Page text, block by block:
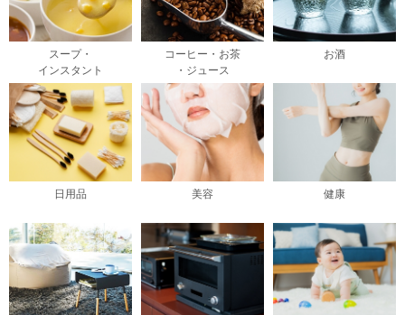
スープ・
インスタント
コーヒー・お茶
・ジュース
お酒
日用品 美容 健康